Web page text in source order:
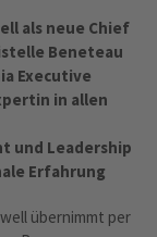
als neue Chief
Beneteau
Executive
in allen
und Leadership
Erfahrung
übernimmt per